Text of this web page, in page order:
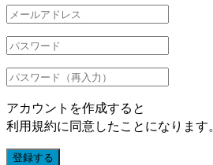
アカウントを作成すると
利用規約に同意したことになります。
登録する